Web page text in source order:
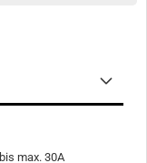
max. 30A